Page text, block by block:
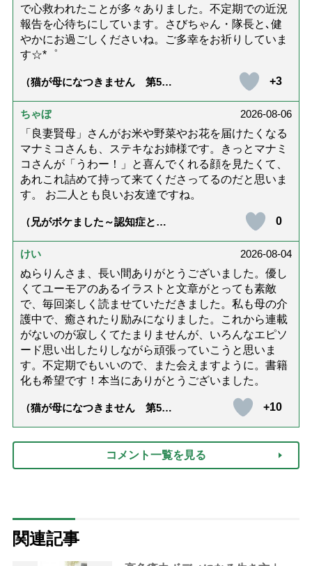
で心救われたことが多々ありました。不定期での近況
報告を心待ちにしています。さびちゃん・隊長と､健
やかにお過ごしくださいね。ご多幸をお祈りしていま
す☆*゜
（猫が母になつきません 第500
+3
ちゃぼ
2026-08-06
「良妻賢母」さんがお米や野菜やお花を届けたくなる
マナミコさんも、ステキなお姉様です。きっとマナミ
コさんが「うわー！」と喜んでくれる顔を見たくて、
あれこれ詰めて持って来てくださってるのだと思いま
す。 お二人とも良いお友達ですね。
（兄がボケました～認知症と介
達』が届きました」）
0
けい
2026-08-04
ぬらりんさま、長い間ありがとうございました。優し
くてユーモアのあるイラストと文章がとっても素敵
で、毎回楽しく読ませていただきました。私も母の介
護中で、癒されたり励みになりました。これから連載
がないのが寂しくてたまりませんが、いろんなエピソ
ード思い出したりしながら頑張っていこうと思いま
す。不定期でもいいので、また会えますように。書籍
化も希望です！本当にありがとうございました。
（猫が母になつきません 第500
+10
コメント一覧を見る
関連記事